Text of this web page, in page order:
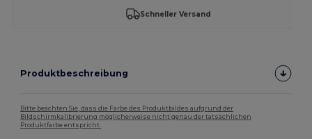
Schneller Versand
Produktbeschreibung
Bitte beachten Sie, dass die Farbe des Produktbildes aufgrund der
Bildschirmkalibrierung möglicherweise nicht genau der tatsächlichen
Produktfarbe entspricht.